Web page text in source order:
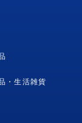
・生活雑貨